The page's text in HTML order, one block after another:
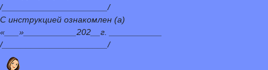
/______________________/
С инструкцией ознакомлен (а)
«___»___________202__г. ___________
/______________________/